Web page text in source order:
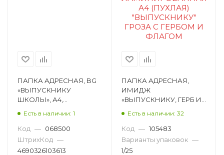
ПАПКА АДРЕСНАЯ, BG
«ВЫПУСКНИКУ
ШКОЛЫ», А4,
АССОРТИ П4_7Бц_лам
0801
Есть в наличии: 1
Код — 068500
ШтрихКод —
4690326103613
ПАПКА АДРЕСНАЯ,
ИМИДЖ
«ВЫПУСКНИКУ, ГЕРБ И
КАРТОН, РИСУНОК,
ГОССИМВОЛИКА
ПЛ4019-19
Есть в наличии: 32
Код — 105483
Варианты упаковок —
1/25